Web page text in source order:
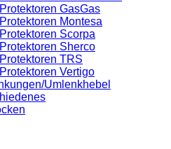
GasGas
Montesa
Scorpa
Sherco
TRS
Vertigo
Umlenkhebel